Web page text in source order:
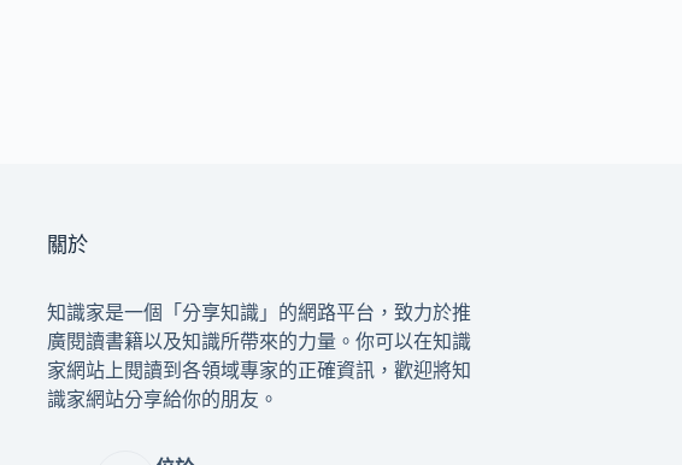
關於
知識家是一個「分享知識」的網路平台，致力於推
廣閱讀書籍以及知識所帶來的力量。你可以在知識
家網站上閱讀到各領域專家的正確資訊，歡迎將知
識家網站分享給你的朋友。